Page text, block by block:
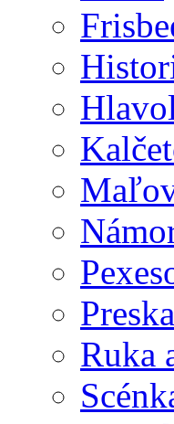
Ruka